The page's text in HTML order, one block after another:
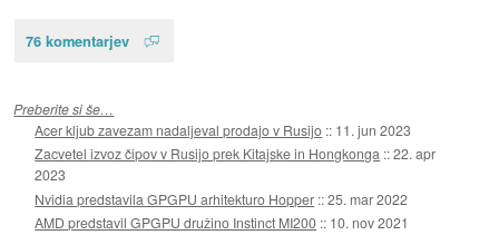
76 komentarjev
Preberite si še…
Acer kljub zavezam nadaljeval prodajo v Rusijo :: 11. jun 2023
Zacvetel izvoz čipov v Rusijo prek Kitajske in Hongkonga ::22. apr
2023
Nvidia predstavila GPGPU arhitekturo Hopper ::25. mar 2022
AMD predstavil GPGPU družino Instinct MI200 :: 10. nov 2021